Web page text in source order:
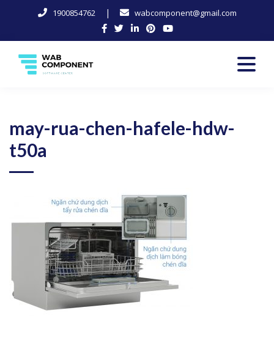
1900854762 | wabcomponent@gmail.com
content
may-rua-chen-hafele-hdw-
t50a